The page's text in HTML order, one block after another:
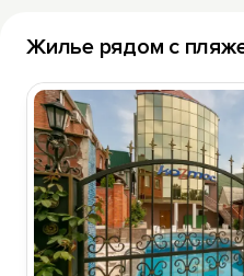
Жилье рядом с